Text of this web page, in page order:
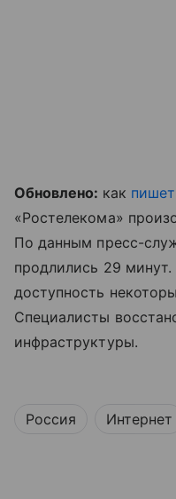
Обновлено: как пишет
«Ростелекома»
По данным пресс-
продлились 29
доступность
Специалисты
инфраструктуры.
Россия Интернет